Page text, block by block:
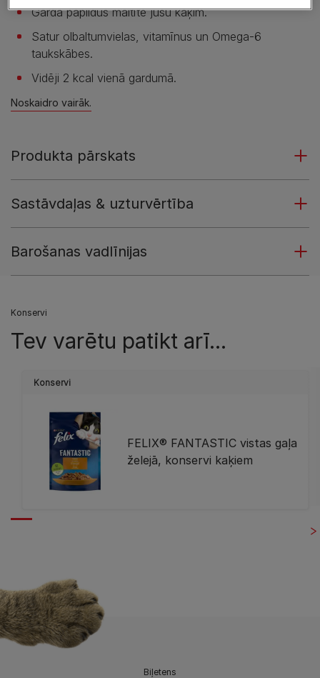
Garda papildus maltīte jūsu kaķim.
Satur olbaltumvielas, vitamīnus un Omega-6
taukskābes.
Vidēji 2 kcal vienā gardumā.
Noskaidro vairāk.
Produkta pārskats
Sastāvdaļas & uzturvērtība
Barošanas vadlīnijas
Konservi
Tev varētu patikt arī...
Konservi
FELIX® FANTASTIC vistas gaļa
želejā, konservi kaķiem
Biļetens